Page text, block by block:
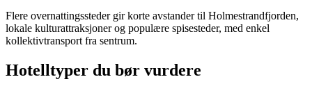
Flere overnattingssteder gir korte avstander til Holmestrandfjorden,
lokale kulturattraksjoner og populære spisesteder, med enkel
kollektivtransport fra sentrum.
Hotelltyper du bør vurdere